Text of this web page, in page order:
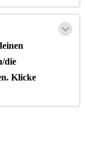
/die
. Klicke